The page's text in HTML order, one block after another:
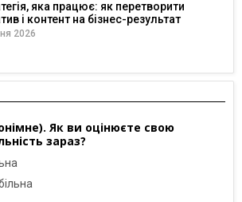
яка працює: як перетворити
і контент на бізнес-результат
2026
Як ви оцінюєте свою
зараз?